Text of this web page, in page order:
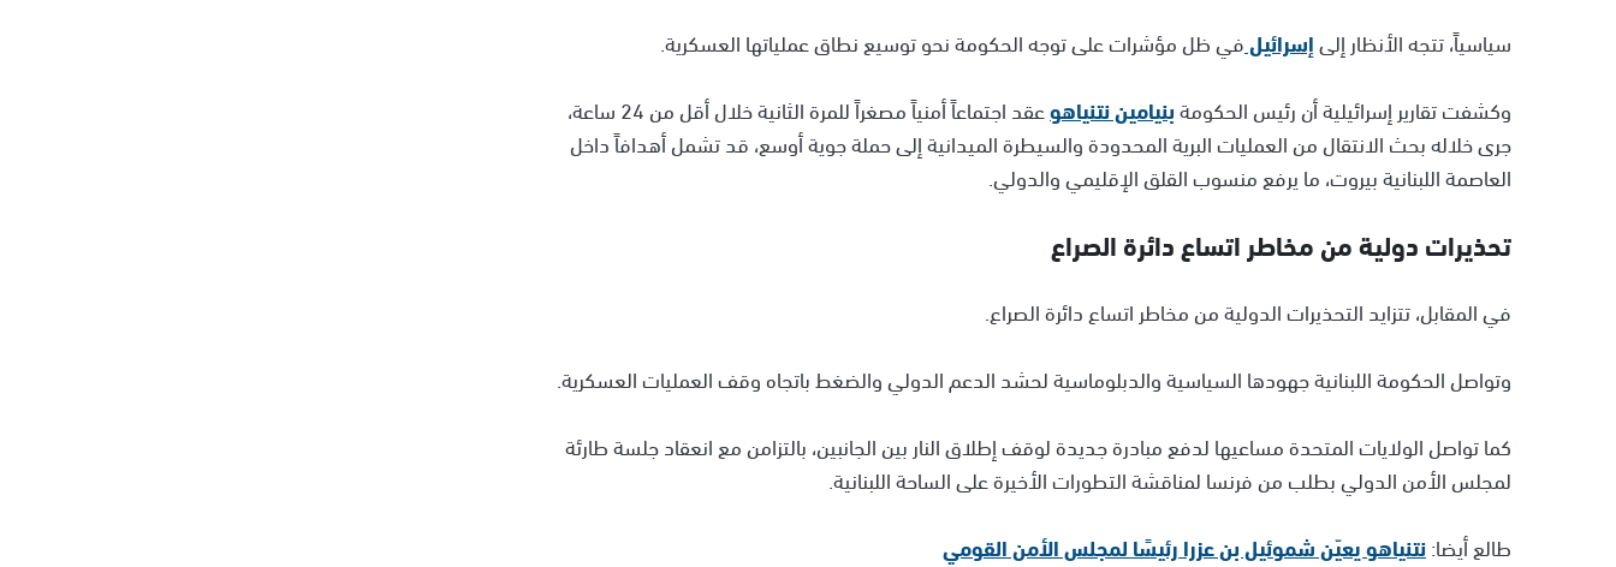
سياسياً، تتجه الأنظار إلىإسرائيلفي ظل مؤشرات على توجه الحكومة نحو توسيع نطاق عملياتها العسكرية.
وكشفت تقارير إسرائيلية أن رئيس الحكومةبنيامين نتنياهو
عقد اجتماعاً أمنياً مصغراً للمرة الثانية خلال أقل من 24 ساعة،
جرى خلاله بحث الانتقال من العمليات البرية المحدودة والسيطرة الميدانية إلى حملة جوية أوسع، قد تشمل أهدافاً داخل
العاصمة اللبنانية بيروت، ما يرفع منسوب القلق الإقليمي والدولي.
تحذيرات دولية من مخاطر اتساع دائرة الصراع
في المقابل، تتزايد التحذيرات الدولية من مخاطر اتساع دائرة الصراع.
وتواصل الحكومة اللبنانية جهودها السياسية والدبلوماسية لحشد الدعم الدولي والضغط باتجاه وقف العمليات العسكرية.
كما تواصل الولايات المتحدة مساعيها لدفع مبادرة جديدة لوقف إطلاق النار بين الجانبين، بالتزامن مع انعقاد جلسة طارئة
لمجلس الأمن الدولي بطلب من فرنسا لمناقشة التطورات الأخيرة على الساحة اللبنانية.
طالع أيضا:نتنياهو يعيّن شموئيل بن عزرا رئيسًا لمجلس الأمن القومي